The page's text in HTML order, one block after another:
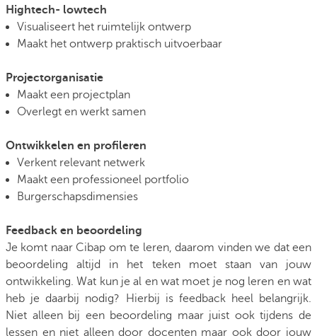
Hightech- lowtech
Visualiseert het ruimtelijk ontwerp
Maakt het ontwerp praktisch uitvoerbaar
Projectorganisatie
Maakt een projectplan
Overlegt en werkt samen
Ontwikkelen en profileren
Verkent relevant netwerk
Maakt een professioneel portfolio
Burgerschapsdimensies
Feedback en beoordeling
Je komt naar Cibap om te leren, daarom vinden we dat een
beoordeling altijd in het teken moet staan van jouw
ontwikkeling. Wat kun je al en wat moet je nog leren en wat
heb je daarbij nodig? Hierbij is feedback heel belangrijk.
Niet alleen bij een beoordeling maar juist ook tijdens de
lessen en niet alleen door docenten maar ook door jouw